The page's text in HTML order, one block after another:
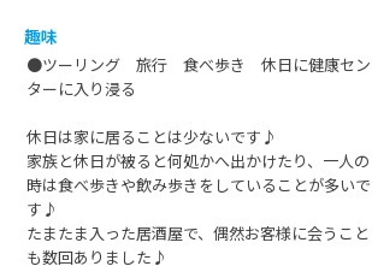
趣味
●ツーリング 旅行 食べ歩き 休日に健康セン
ターに入り浸る
休日は家に居ることは少ないです♪
家族と休日が被ると何処かへ出かけたり、一人の
時は食べ歩きや飲み歩きをしていることが多いで
す♪
たまたま入った居酒屋で、偶然お客様に会うこと
も数回ありました♪